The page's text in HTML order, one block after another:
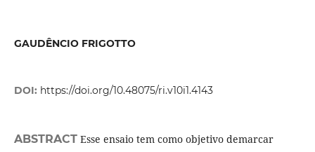
GAUDÊNCIO FRIGOTTO
DOI: https://doi.org/10.48075/ri.v10i1.4143
ABSTRACTEsse ensaio tem como objetivo demarcar